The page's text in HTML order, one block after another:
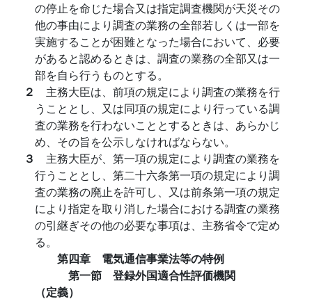
の停止を命じた場合又は指定調査機関が天災その
他の事由により調査の業務の全部若しくは一部を
実施することが困難となった場合において、必要
があると認めるときは、調査の業務の全部又は一
部を自ら行うものとする。
２ 主務大臣は、前項の規定により調査の業務を行
うこととし、又は同項の規定により行っている調
査の業務を行わないこととするときは、あらかじ
め、その旨を公示しなければならない。
３ 主務大臣が、第一項の規定により調査の業務を
行うこととし、第二十六条第一項の規定により調
査の業務の廃止を許可し、又は前条第一項の規定
により指定を取り消した場合における調査の業務
の引継ぎその他の必要な事項は、主務省令で定め
る。
第四章 電気通信事業法等の特例
第一節 登録外国適合性評価機関
（定義）